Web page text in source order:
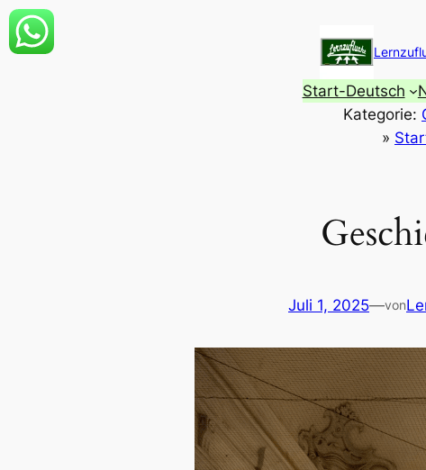
Zum
Inhalt
Start-Deutsch
Kategorie:
»
Juli 1, 2025—von